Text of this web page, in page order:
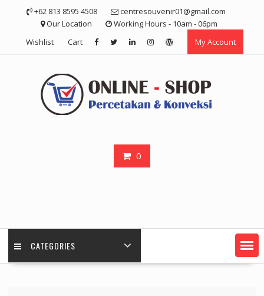
+62 813 8595 4508
centresouvenir01@gmail.com
Our Location
Working Hours - 10am - 06pm
Wishlist
Cart My Account
0
CATEGORIES